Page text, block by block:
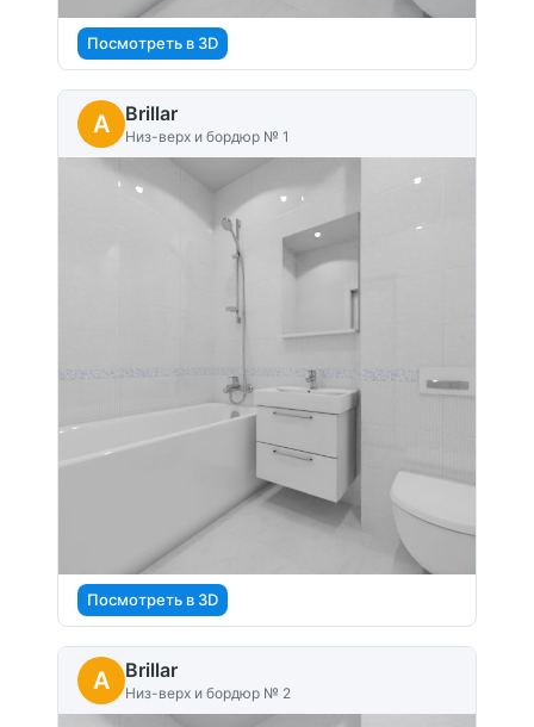
Посмотреть в 3D
A Brillar
Низ-верх и бордюр № 1
Посмотреть в 3D
A Brillar
Низ-верх и бордюр № 2